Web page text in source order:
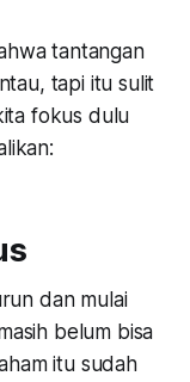
tantangan
tapi itu sulit
fokus dulu
dan mulai
belum bisa
itu sudah